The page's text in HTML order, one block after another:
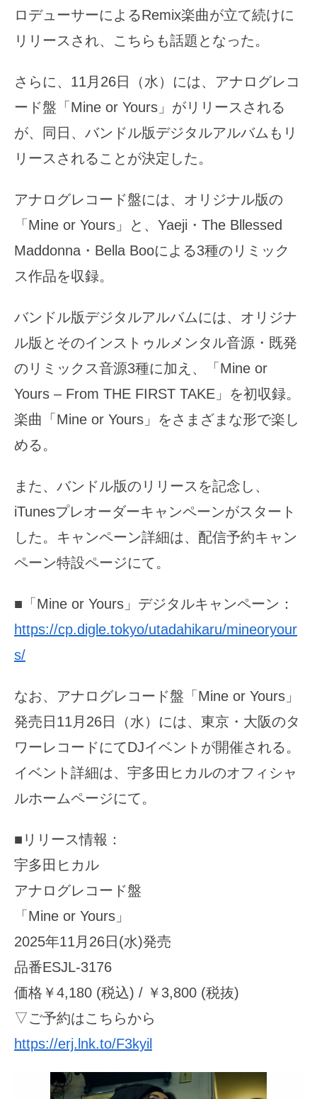
ロデューサーによるRemix楽曲が立て続けに
リリースされ、こちらも話題となった。
さらに、11月26日（水）には、アナログレコ
ード盤「Mine or Yours」がリリースされる
が、同日、バンドル版デジタルアルバムもリ
リースされることが決定した。
アナログレコード盤には、オリジナル版の
「Mine or Yours」と、Yaeji・The Bllessed
Maddonna・Bella Booによる3種のリミック
ス作品を収録。
バンドル版デジタルアルバムには、オリジナ
ル版とそのインストゥルメンタル音源・既発
のリミックス音源3種に加え、「Mine or
Yours – From THE FIRST TAKE」を初収録。
楽曲「Mine or Yours」をさまざまな形で楽し
める。
また、バンドル版のリリースを記念し、
iTunesプレオーダーキャンペーンがスタート
した。キャンペーン詳細は、配信予約キャン
ペーン特設ページにて。
■「Mine or Yours」デジタルキャンペーン：
https://cp.digle.tokyo/utadahikaru/mineoryour
s/
なお、アナログレコード盤「Mine or Yours」
発売日11月26日（水）には、東京・大阪のタ
ワーレコードにてDJイベントが開催される。
イベント詳細は、宇多田ヒカルのオフィシャ
ルホームページにて。
■リリース情報：
宇多田ヒカル
アナログレコード盤
「Mine or Yours」
2025年11月26日(水)発売
品番ESJL-3176
価格￥4,180 (税込) / ￥3,800 (税抜)
▽ご予約はこちらから
https://erj.lnk.to/F3kyil